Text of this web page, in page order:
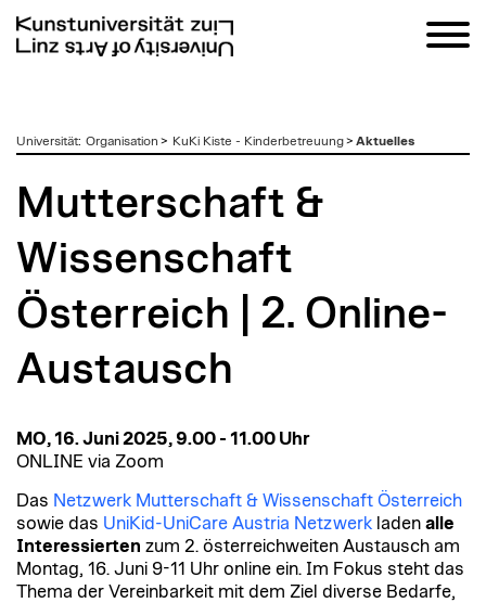
zumUniversität: Organisation > KuKi Kiste - Kinderbetreuung> Aktuelles
Mutterschaft &
Wissenschaft
Österreich | 2. Online-
Austausch
MO, 16. Juni 2025, 9.00 - 11.00 Uhr
ONLINE via Zoom
Das Netzwerk Mutterschaft & Wissenschaft Österreich
sowie das UniKid-UniCare Austria Netzwerk laden alle
Interessierten zum 2. österreichweiten Austausch am
Montag, 16. Juni 9-11 Uhr online ein. Im Fokus steht das
Thema der Vereinbarkeit mit dem Ziel diverse Bedarfe,